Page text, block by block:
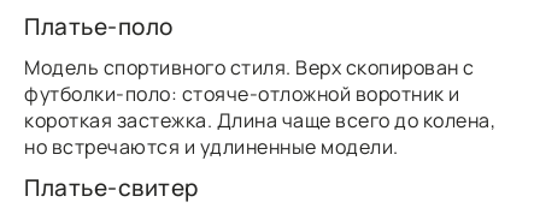
Платье-поло
Модель спортивного стиля. Верх скопирован с
футболки-поло: стояче-отложной воротник и
короткая застежка. Длина чаще всего до колена,
но встречаются и удлиненные модели.
Платье-свитер